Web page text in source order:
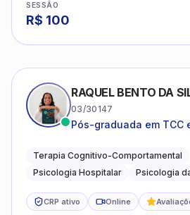
SESSÃO
R$ 100
RAQUEL BENTO DA
03/30147
Pós-graduada em TCC
Terapia Cognitivo-Comportamental
Psicologia Hospitalar
Psicologia
CRP ativo Online